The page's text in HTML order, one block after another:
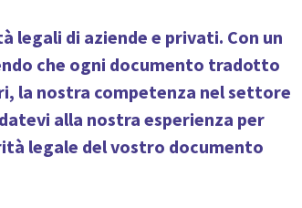
legali di aziende e privati. Con un
che ogni documento tradotto
la nostra competenza nel settore
alla nostra esperienza per
legale del vostro documento